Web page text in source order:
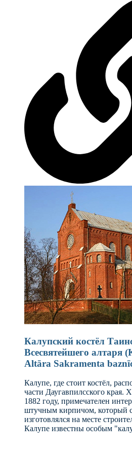
Калупский костёл
Всесвятейшего алтаря
Altāra Sakramenta
Калупе, где стоит костёл,
части Даугавпилсского края.
1882 году, примечателен
штучным кирпичом, который
изготовлялся на месте
Калупе известны особым